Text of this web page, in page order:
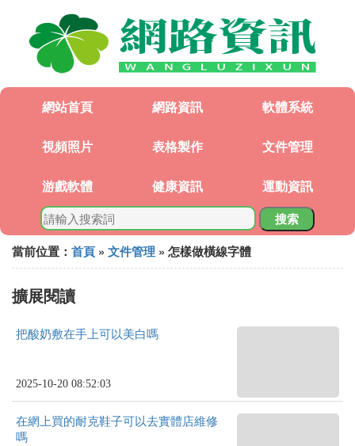
網站首頁 網路資訊 軟體系統
視頻照片 表格製作 文件管理
游戲軟體 健康資訊 運動資訊
搜索
當前位置： 首頁 » 文件管理 » 怎樣做橫線字體
擴展閱讀
把酸奶敷在手上可以美白嗎
2025-10-20 08:52:03
在網上買的耐克鞋子可以去實體店維修
嗎